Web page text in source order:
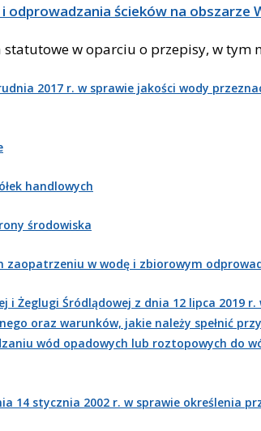
ścieków na obszarze
statutowe w oparciu o przepisy, w tym
2017 r. w sprawie jakości wody
handlowych
środowiska
zaopatrzeniu w wodę i zbiorowym
i Żeglugi Śródlądowej z dnia 12 lipca 2019
oraz warunków, jakie należy spełnić
wód opadowych lub roztopowych do
14 stycznia 2002 r. w sprawie określenia